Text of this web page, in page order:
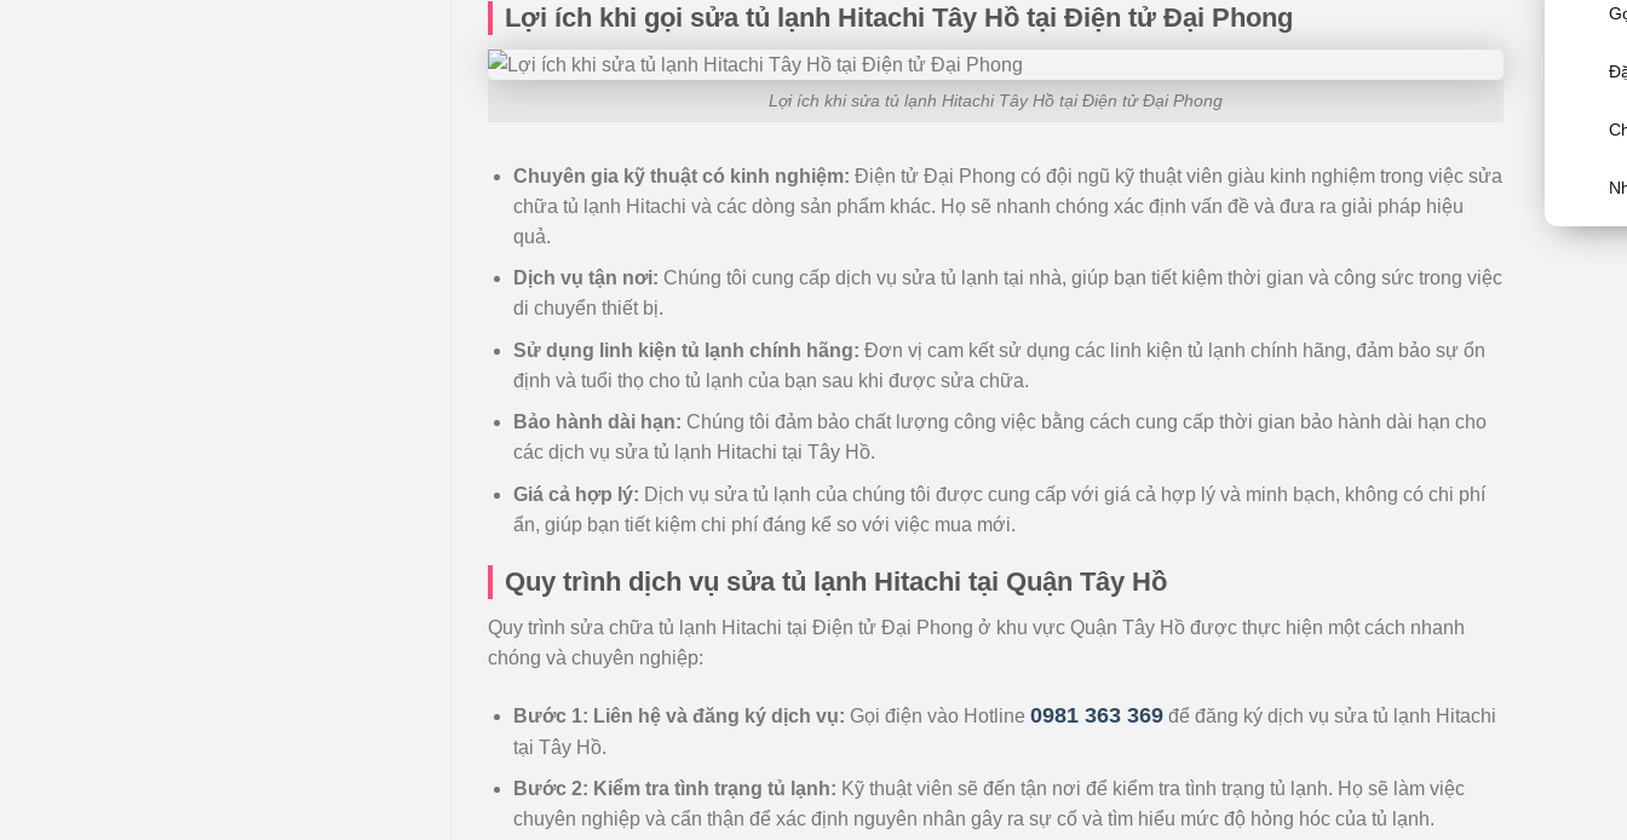
Lợi ích khi gọi sửa tủ lạnh Hitachi Tây Hồ tại Điện tử Đại Phong
Lợi ích khi sửa tủ lạnh Hitachi Tây Hồ tại Điện tử Đại Phong
Chuyên gia kỹ thuật có kinh nghiệm: Điện tử Đại Phong có đội ngũ kỹ thuật viên giàu kinh nghiệm trong việc sửa
chữa tủ lạnh Hitachi và các dòng sản phẩm khác. Họ sẽ nhanh chóng xác định vấn đề và đưa ra giải pháp hiệu
quả.
Dịch vụ tận nơi: Chúng tôi cung cấp dịch vụ sửa tủ lạnh tại nhà, giúp bạn tiết kiệm thời gian và công sức trong việc
di chuyển thiết bị.
Sử dụng linh kiện tủ lạnh chính hãng: Đơn vị cam kết sử dụng các linh kiện tủ lạnh chính hãng, đảm bảo sự ổn
định và tuổi thọ cho tủ lạnh của bạn sau khi được sửa chữa.
Bảo hành dài hạn: Chúng tôi đảm bảo chất lượng công việc bằng cách cung cấp thời gian bảo hành dài hạn cho
các dịch vụ sửa tủ lạnh Hitachi tại Tây Hồ.
Giá cả hợp lý: Dịch vụ sửa tủ lạnh của chúng tôi được cung cấp với giá cả hợp lý và minh bạch, không có chi phí
ẩn, giúp bạn tiết kiệm chi phí đáng kể so với việc mua mới.
Quy trình dịch vụ sửa tủ lạnh Hitachi tại Quận Tây Hồ
Quy trình sửa chữa tủ lạnh Hitachi tại Điện tử Đại Phong ở khu vực Quận Tây Hồ được thực hiện một cách nhanh
chóng và chuyên nghiệp:
Bước 1: Liên hệ và đăng ký dịch vụ: Gọi điện vào Hotline 0981 363 369để đăng ký dịch vụ sửa tủ lạnh Hitachi
tại Tây Hồ.
Bước 2: Kiểm tra tình trạng tủ lạnh: Kỹ thuật viên sẽ đến tận nơi để kiểm tra tình trạng tủ lạnh. Họ sẽ làm việc
chuyên nghiệp và cẩn thận để xác định nguyên nhân gây ra sự cố và tìm hiểu mức độ hỏng hóc của tủ lạnh.